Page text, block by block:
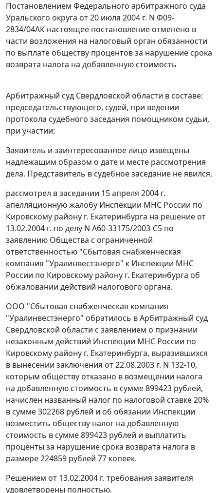
Постановлением Федерального арбитражного суда
Уральского округа от 20 июля 2004 г. N Ф09-
2834/04АК настоящее постановление отменено в
части возложения на налоговый орган обязанности
по выплате обществу процентов за нарушение срока
возврата налога на добавленную стоимость
Арбитражный суд Свердловской области в составе:
председательствующего, судей, при ведении
протокола судебного заседания помощником судьи,
при участии:
Заявитель и заинтересованное лицо извещены
надлежащим образом о дате и месте рассмотрения
дела. Представитель в судебное заседание не явился,
рассмотрел в заседании 15 апреля 2004 г.
апелляционную жалобу Инспекции МНС России по
Кировскому району г. Екатеринбурга на решение от
13.02.2004 г. по делу N А60-33175/2003-С5 по
заявлению Общества с ограниченной
ответственностью "Сбытовая снабженческая
компания "Уралинвестэнерго" к Инспекции МНС
России по Кировскому району г. Екатеринбурга об
обжаловании действий налогового органа.
ООО "Сбытовая снабженческая компания
"Уралинвестэнерго" обратилось в Арбитражный суд
Свердловской области с заявлением о признании
незаконным действий Инспекции МНС России по
Кировскому району г. Екатеринбурга, выразившихся
в вынесении заключения от 22.08.2003 г. N 132-10,
которым обществу отказано в возмещении налога
на добавленную стоимость в сумме 899423 рублей,
начислен названный налог по налоговой ставке 20%
в сумме 302268 рублей и об обязании Инспекции
возместить обществу налог на добавленную
стоимость в сумме 899423 рублей и выплатить
проценты за нарушение срока возврата налога в
размере 224859 рублей 77 копеек.
Решением от 13.02.2004 г. требования заявителя
удовлетворены полностью.